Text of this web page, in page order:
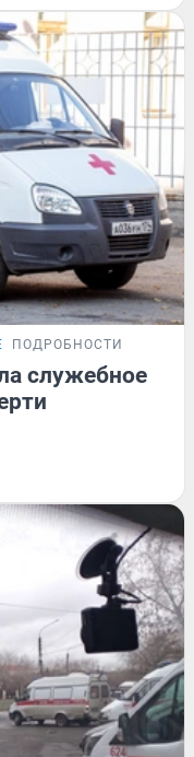
ПОДРОБНОСТИ
служебное